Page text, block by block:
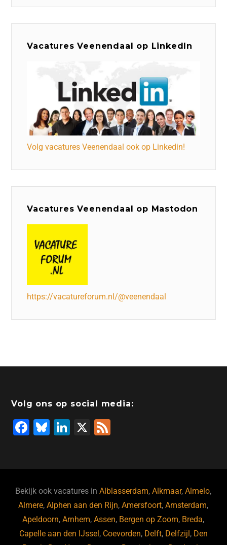
Vacatures Veenendaal op LinkedIn
Volg vacatures Veenendaal ook op Linkedin!
Vacatures Veenendaal op Mastodon
https://vacatureforum.nl/@veenendaal
Volg ons op social media:
F
b
o
o
k
Bl
ky
Li
dI
n
X
Bekijk ook vacatures inAlblasserdam,Alkmaar,Almelo,
Almere,Alphen aan den Rijn,Amersfoort,Amsterdam,
Apeldoorn,Arnhem,Assen, Bergen op Zoom, Breda,
Capelle aan den IJssel, Coevorden, Delft, Delfzijl, Den